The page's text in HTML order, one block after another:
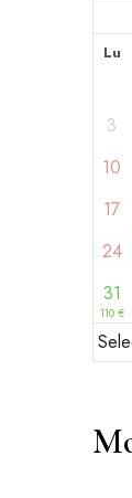
Lu
3
10
17
24
31
110 €